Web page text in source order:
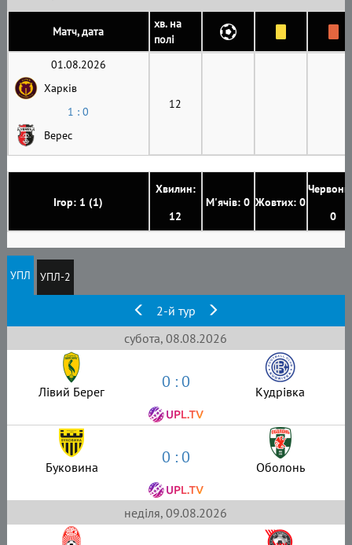
Матч, дата
хв. на
полі
Ігор: 1 (1)
Хвилин:
12
М'ячів: 0 Жовтих: 0
0
01.08.2026
Харків
1 : 0
Верес
12
УПЛ УПЛ-2
2-й тур
субота, 08.08.2026
Лівий Берег 0 : 0 Кудрівка
Буковина 0 : 0 Оболонь
неділя, 09.08.2026